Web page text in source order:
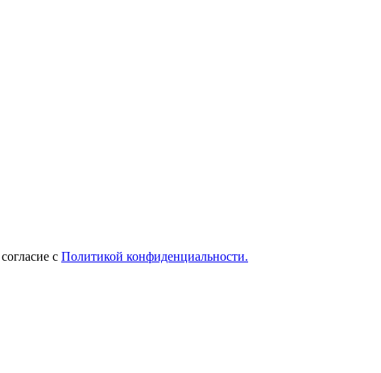
с Политикой конфиденциальности.